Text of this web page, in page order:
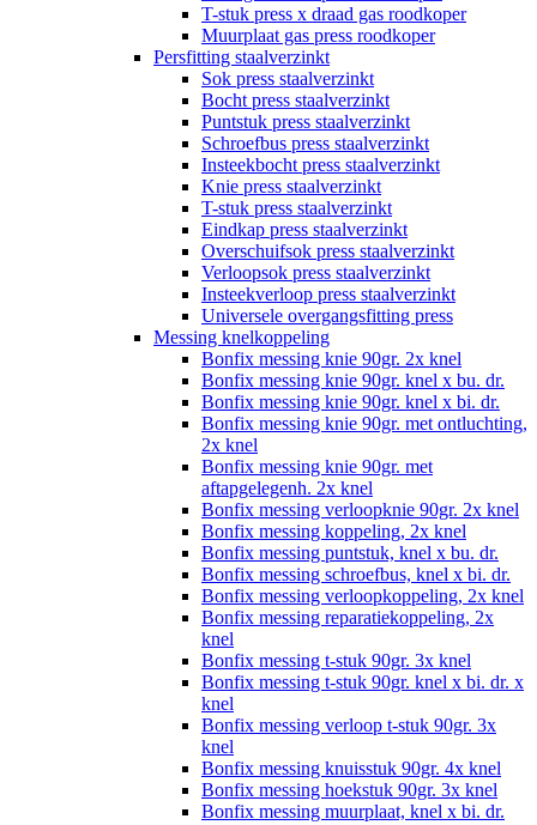
T-stuk press x draad gas roodkoper
Muurplaat gas press roodkoper
Persfitting staalverzinkt
Sok press staalverzinkt
Bocht press staalverzinkt
Puntstuk press staalverzinkt
Schroefbus press staalverzinkt
Insteekbocht press staalverzinkt
Knie press staalverzinkt
T-stuk press staalverzinkt
Eindkap press staalverzinkt
Overschuifsok press staalverzinkt
Verloopsok press staalverzinkt
Insteekverloop press staalverzinkt
Universele overgangsfitting press
Messing knelkoppeling
Bonfix messing knie 90gr. 2x knel
Bonfix messing knie 90gr. knel x bu. dr.
Bonfix messing knie 90gr. knel x bi. dr.
Bonfix messing knie 90gr. met ontluchting,
2x knel
Bonfix messing knie 90gr. met
aftapgelegenh. 2x knel
Bonfix messing verloopknie 90gr. 2x knel
Bonfix messing koppeling, 2x knel
Bonfix messing puntstuk, knel x bu. dr.
Bonfix messing schroefbus, knel x bi. dr.
Bonfix messing verloopkoppeling, 2x knel
Bonfix messing reparatiekoppeling, 2x
knel
Bonfix messing t-stuk 90gr. 3x knel
Bonfix messing t-stuk 90gr. knel x bi. dr. x
knel
Bonfix messing verloop t-stuk 90gr. 3x
knel
Bonfix messing knuisstuk 90gr. 4x knel
Bonfix messing hoekstuk 90gr. 3x knel
Bonfix messing muurplaat, knel x bi. dr.